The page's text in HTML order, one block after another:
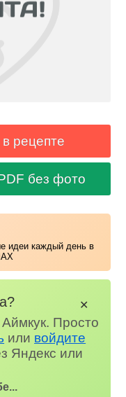
рецепте
без фото
идеи каждый день в
Просто
или войдите
Яндекс или
✕